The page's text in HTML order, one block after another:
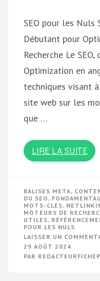
SEO pour les Nuls
Débutant pour
Recherche Le
Optimization en
techniques visant
site web sur les
que …
LIRE LA SUITE
BALISES META,
DU SEO ,
MOTS-CLÉS,
MOTEURS DE
UTILES,
POUR LES NULS
LAISSER UN
29 AOÛT 2024
PAR